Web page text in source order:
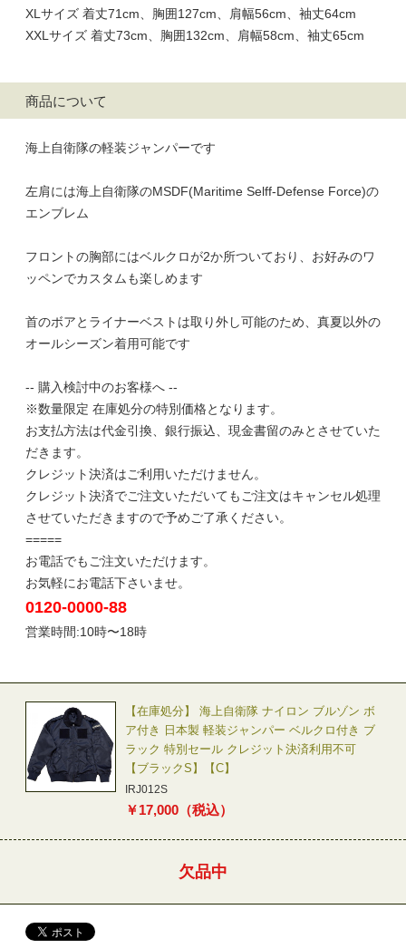
XLサイズ 着丈71cm、胸囲127cm、肩幅56cm、袖丈64cm
XXLサイズ 着丈73cm、胸囲132cm、肩幅58cm、袖丈65cm
商品について
海上自衛隊の軽装ジャンパーです
左肩には海上自衛隊のMSDF(Maritime Selff-Defense Force)の
エンブレム
フロントの胸部にはベルクロが2か所ついており、お好みのワ
ッペンでカスタムも楽しめます
首のボアとライナーベストは取り外し可能のため、真夏以外の
オールシーズン着用可能です
-- 購入検討中のお客様へ --
※数量限定 在庫処分の特別価格となります。
お支払方法は代金引換、銀行振込、現金書留のみとさせていた
だきます。
クレジット決済はご利用いただけません。
クレジット決済でご注文いただいてもご注文はキャンセル処理
させていただきますので予めご了承ください。
=====
お電話でもご注文いただけます。
お気軽にお電話下さいませ。
0120-0000-88
営業時間:10時〜18時
【在庫処分】 海上自衛隊 ナイロン ブルゾン ボ
ア付き 日本製 軽装ジャンパー ベルクロ付き ブ
ラック 特別セール クレジット決済利用不可
【ブラックS】【C】
IRJ012S
￥17,000 （税込）
欠品中